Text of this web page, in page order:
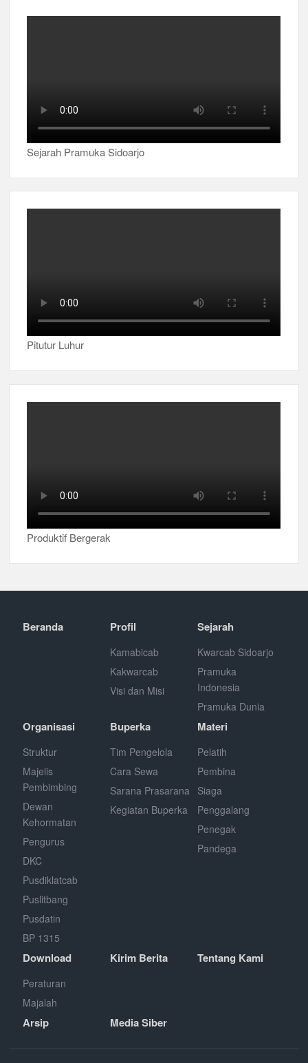
Sejarah Pramuka Sidoarjo
Pitutur Luhur
Produktif Bergerak
Beranda Profil
Kamabicab
Kakwarcab
Visi dan Misi
Sejarah
Kwarcab Sidoarjo
Pramuka
Indonesia
Pramuka Dunia
Organisasi
Struktur
Majelis
Pembimbing
Dewan
Kehormatan
Pengurus
DKC
Pusdiklatcab
Puslitbang
Pusdatin
BP 1315
Buperka
Tim Pengelola
Cara Sewa
Sarana Prasarana
Kegiatan Buperka
Materi
Pelatih
Pembina
Siaga
Penggalang
Penegak
Pandega
Download
Peraturan
Majalah
Kirim Berita Tentang Kami
Arsip Media Siber